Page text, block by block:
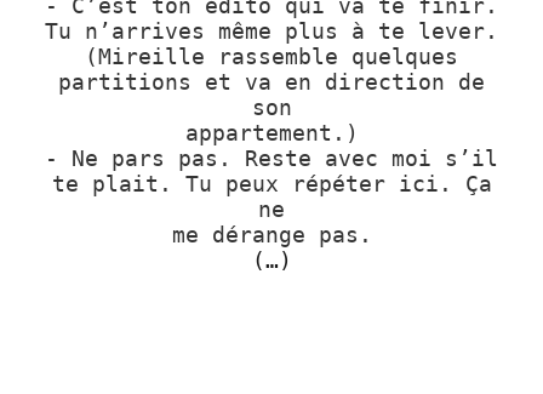
- C’est ton édito qui va te finir.
Tu n’arrives même plus à te lever.
(Mireille rassemble quelques
partitions et va en direction de
son
appartement.)
- Ne pars pas. Reste avec moi s’il
te plait. Tu peux répéter ici. Ça
ne
me dérange pas.
(…)